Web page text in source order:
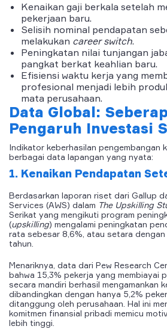
Kenaikan gaji berkala setelah
pekerjaan baru.
Selisih nominal pendapatan
melakukan career switch.
Peningkatan nilai tunjangan
pangkat berkat keahlian baru.
Efisiensi waktu kerja yang
profesional menjadi lebih
mata perusahaan.
Data Global:
Pengaruh Investasi
Indikator keberhasilan pengembangan
berbagai data lapangan yang nyata:
1. Kenaikan Pendapatan
Berdasarkan laporan riset dari Gallup
Services (AWS) dalam The Upskilling
Serikat yang mengikuti program
(upskilling) mengalami peningkatan
rata sebesar 8,6%, atau setara
tahun.
Menariknya, data dari Pew Research
bahwa 15,3% pekerja yang membiayai
secara mandiri berhasil mengamankan
dibandingkan dengan hanya 5,2%
ditanggung oleh perusahaan. Hal ini
komitmen finansial pribadi memicu
lebih tinggi.